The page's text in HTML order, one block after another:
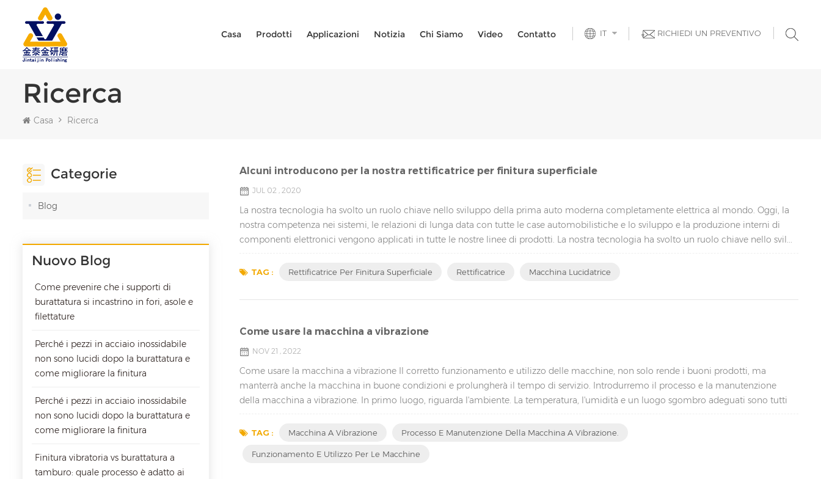
RICHIEDI UN PREVENTIVO
IT
Casa Prodotti Applicazioni Notizia Chi Siamo Video Contatto
Ricerca
Casa Ricerca
Categorie
Blog
Nuovo Blog
Come prevenire che i supporti di
burattatura si incastrino in fori, asole e
filettature
Perché i pezzi in acciaio inossidabile
non sono lucidi dopo la burattatura e
come migliorare la finitura
Perché i pezzi in acciaio inossidabile
non sono lucidi dopo la burattatura e
come migliorare la finitura
Finitura vibratoria vs burattatura a
tamburo: quale processo è adatto ai
Alcuni introducono per la nostra rettificatrice per finitura superficiale
JUL 02 , 2020
La nostra tecnologia ha svolto un ruolo chiave nello sviluppo della prima auto moderna completamente elettrica al mondo. Oggi, la
nostra competenza nei sistemi, le relazioni di lunga data con tutte le case automobilistiche e lo sviluppo e la produzione interni di
componenti elettronici vengono applicati in tutte le nostre linee di prodotti. La nostra tecnologia ha svolto un ruolo chiave nello svil...
TAG : Rettificatrice Per Finitura Superficiale Rettificatrice Macchina Lucidatrice
Come usare la macchina a vibrazione
NOV 21 , 2022
Come usare la macchina a vibrazione Il corretto funzionamento e utilizzo delle macchine, non solo rende i buoni prodotti, ma
manterrà anche la macchina in buone condizioni e prolungherà il tempo di servizio. Introdurremo il processo e la manutenzione
della macchina a vibrazione. In primo luogo, riguarda l'ambiente. La temperatura, l'umidità e un luogo sgombro adeguati sono tutti
TAG : Macchina A Vibrazione Processo E Manutenzione Della Macchina A Vibrazione.
Funzionamento E Utilizzo Per Le Macchine